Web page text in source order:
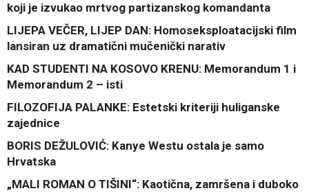
koji je izvukao mrtvog partizanskog komandanta
LIJEPA VEČER, LIJEP DAN: Homoseksploatacijski film
lansiran uz dramatični mučenički narativ
KAD STUDENTI NA KOSOVO KRENU: Memorandum 1 i
Memorandum 2 – isti
FILOZOFIJA PALANKE: Estetski kriteriji huliganske
zajednice
BORIS DEŽULOVIĆ: Kanye Westu ostala je samo
Hrvatska
„MALI ROMAN O TIŠINI“: Kaotična, zamršena i duboko